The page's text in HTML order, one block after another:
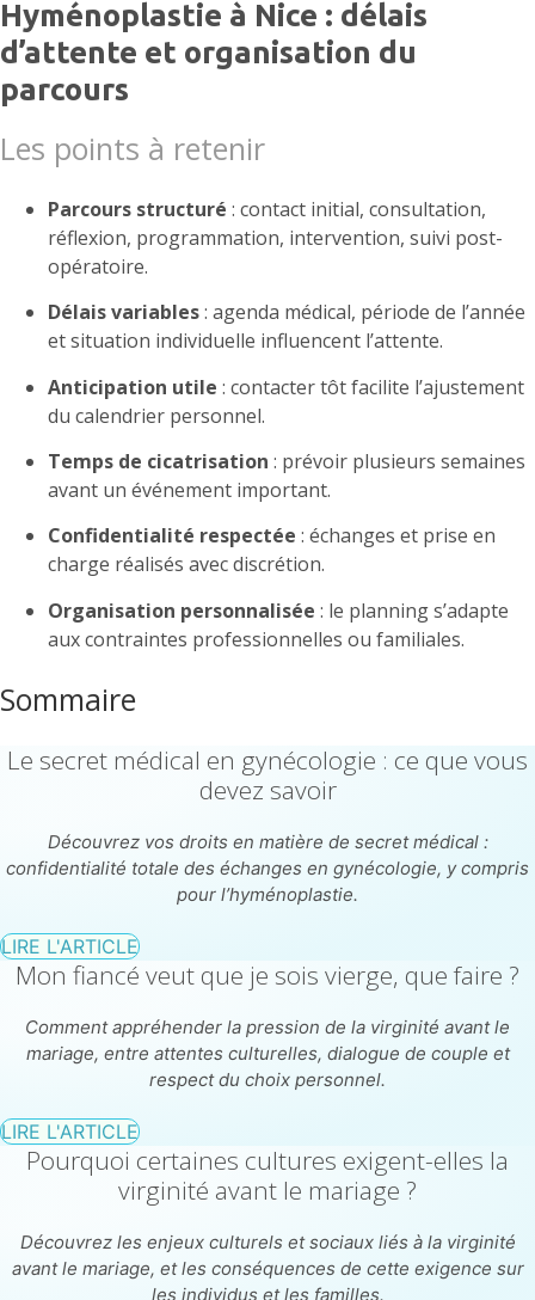
Hyménoplastie à Nice : délais
d’attente et organisation du
parcours
Les points à retenir
Parcours structuré : contact initial, consultation,
réflexion, programmation, intervention, suivi post-
opératoire.
Délais variables: agenda médical, période de l’année
et situation individuelle influencent l’attente.
Anticipation utile : contacter tôt facilite l’ajustement
du calendrier personnel.
Temps de cicatrisation : prévoir plusieurs semaines
avant un événement important.
Confidentialité respectée : échanges et prise en
charge réalisés avec discrétion.
Organisation personnalisée : le planning s’adapte
aux contraintes professionnelles ou familiales.
Sommaire
Le secret médical en gynécologie : ce que vous
devez savoir
Découvrez vos droits en matière de secret médical :
confidentialité totale des échanges en gynécologie, y compris
pour l’hyménoplastie.
LIRE L'ARTICLE
Mon fiancé veut que je sois vierge, que faire ?
Comment appréhender la pression de la virginité avant le
mariage, entre attentes culturelles, dialogue de couple et
respect du choix personnel.
LIRE L'ARTICLE
Pourquoi certaines cultures exigent-elles la
virginité avant le mariage ?
Découvrez les enjeux culturels et sociaux liés à la virginité
avant le mariage, et les conséquences de cette exigence sur
les individus et les familles.